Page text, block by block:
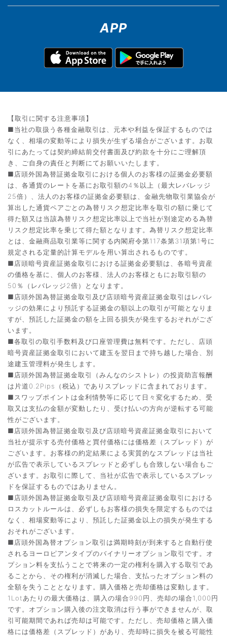
APP
【取引に関する注意事項】
■当社の取扱う各種金融取引は、元本や利益を保証するものでは
なく、相場の変動等により損失が生ずる場合がございます。お取
引にあたっては契約締結前交付書面及び約款を十分にご理解頂
き、ご自身の責任と判断にてお願いいたします。
■店頭外国為替証拠金取引における個人のお客様の証拠金必要額
は、各通貨のレートを基にお取引額の4％以上（最大レバレッジ
25倍）、法人のお客様の証拠金必要額は、金融先物取引業協会が
算出した通貨ペアごとの為替リスク想定比率を取引の額に乗じて
得た額又は当該為替リスク想定比率以上で当社が別途定める為替
リスク想定比率を乗じて得た額となります。為替リスク想定比率
とは、金融商品取引業等に関する内閣府令第117条第31項第1号に
規定される定量的計算モデルを用い算出されるものです。
■店頭暗号資産証拠金取引における証拠金必要額は、各暗号資産
の価格を基に、個人のお客様、法人のお客様ともにお取引額の
50％（レバレッジ2倍）となります。
■店頭外国為替証拠金取引及び店頭暗号資産証拠金取引はレバレ
ッジの効果により預託する証拠金の額以上の取引が可能となりま
すが、預託した証拠金の額を上回る損失が発生するおそれがござ
います。
■各取引の取引手数料及び口座管理費は無料です。ただし、店頭
暗号資産証拠金取引において建玉を翌日まで持ち越した場合、別
途建玉管理料が発生します。
■店頭外国為替証拠金取引（みんなのシストレ）の投資助言報酬
は片道0.2Pips（税込）でありスプレッドに含まれております。
■スワップポイントは金利情勢等に応じて日々変化するため、受
取又は支払の金額が変動したり、受け払いの方向が逆転する可能
性がございます。
■店頭外国為替証拠金取引及び店頭暗号資産証拠金取引において
当社が提示する売付価格と買付価格には価格差（スプレッド）が
ございます。お客様の約定結果による実質的なスプレッドは当社
が広告で表示しているスプレッドと必ずしも合致しない場合もご
ざいます。お取引に際して、当社が広告で表示しているスプレッ
ドを保証するものではありません。
■店頭外国為替証拠金取引及び店頭暗号資産証拠金取引における
ロスカットルールは、必ずしもお客様の損失を限定するものでは
なく、相場変動等により、預託した証拠金以上の損失が発生する
おそれがございます。
■店頭外国為替オプション取引は満期時刻が到来すると自動行使
されるヨーロピアンタイプのバイナリーオプション取引です。オ
プション料を支払うことで将来の一定の権利を購入する取引であ
ることから、その権利が消滅した場合、支払ったオプション料の
全額を失うこととなります。購入価格と売却価格は変動します。
1Lotあたりの最大価格は、購入の場合990円、売却の場合1,000円
です。オプション購入後の注文取消は行う事ができませんが、取
引可能期間であれば売却は可能です。ただし、売却価格と購入価
格には価格差（スプレッド）があり、売却時に損失を被る可能性